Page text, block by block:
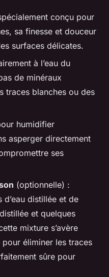
conçu pour
sa finesse et douceur
surfaces délicates.
à l’eau du
de minéraux
traces blanches ou des
humidifier
asperger directement
ses
(optionnelle) :
distillée et de
et quelques
mixture s’avère
éliminer les traces
sûre pour